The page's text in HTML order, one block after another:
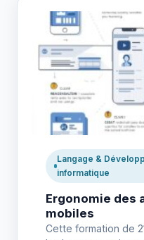
Langage &
informatique
Ergonomie des
mobiles
Cette formation de